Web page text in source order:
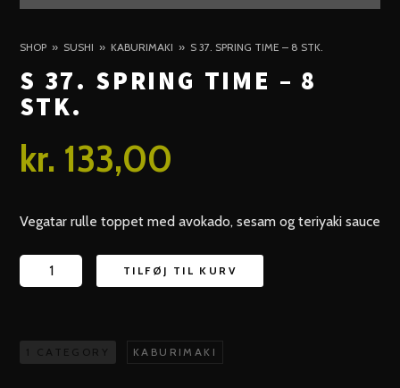
SHOP SUSHI KABURIMAKI S 37. SPRING TIME – 8 STK.
S 37. SPRING TIME – 8
STK.
kr. 133,00
Vegatar rulle toppet med avokado, sesam og teriyaki sauce
37.
Time
-
TILFØJ TIL KURV
1 CATEGORY KABURIMAKI